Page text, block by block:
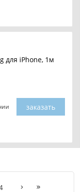
для iPhone, 1м
заказать